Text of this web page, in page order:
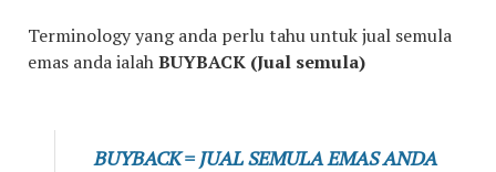
Terminology yang anda perlu tahu untuk jual semula
emas anda ialahBUYBACK (Jual semula)
BUYBACK = JUAL SEMULA EMAS ANDA